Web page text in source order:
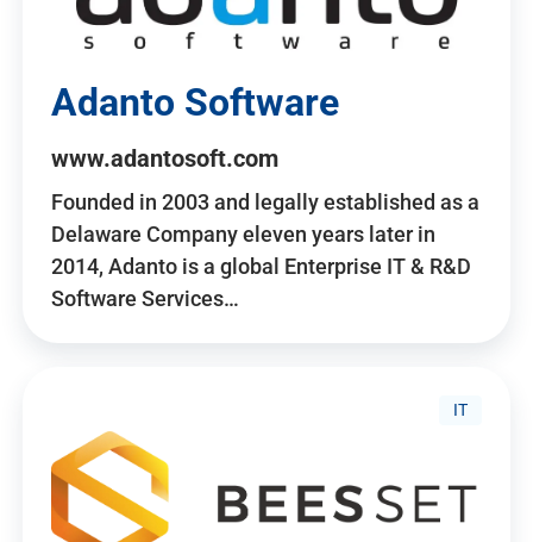
Adanto Software
www.adantosoft.com
Founded in 2003 and legally established as a
Delaware Company eleven years later in
2014, Adanto is a global Enterprise IT & R&D
Software Services…
IT